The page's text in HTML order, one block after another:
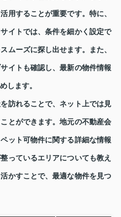
用することが重要です。特に、
イトでは、条件を細かく設定で
ムーズに探し出せます。また、
イトも確認し、最新の物件情報
します。
訪れることで、ネット上では見
とができます。地元の不動産会
ット可物件に関する詳細な情報
っているエリアについても教え
かすことで、最適な物件を見つ